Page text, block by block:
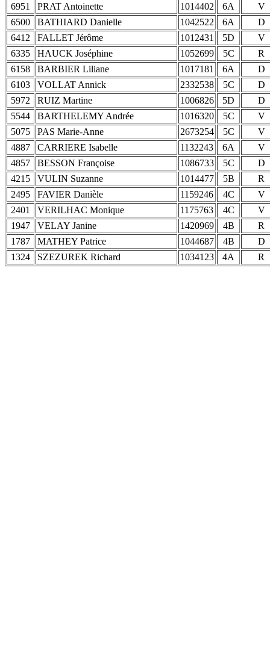
6951
PRAT Antoinette 1014402 6A
V
6500
BATHIARD Danielle 1042522 6A
D
6412
FALLET Jérôme 1012431 5D
V
6335
HAUCK Joséphine 1052699 5C
R
6158
BARBIER Liliane 1017181 6A
D
6103
VOLLAT Annick 2332538 5C
D
5972
RUIZ Martine 1006826 5D
D
5544
BARTHELEMY Andrée 1016320 5C
V
5075
PAS Marie-Anne 2673254 5C
V
4887
CARRIERE Isabelle 1132243 6A
V
4857
BESSON Françoise 1086733 5C
D
4215
VULIN Suzanne 1014477 5B
R
2495
FAVIER Danièle 1159246 4C
V
2401
VERILHAC Monique 1175763 4C
V
1947
VELAY Janine 1420969 4B
R
1787
MATHEY Patrice 1044687 4B
D
1324
SZEZUREK Richard 1034123 4A R